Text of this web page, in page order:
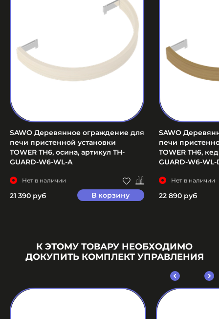
SAWO Деревянное ограждение для
печи пристенной установки
TOWER TH6, осина, артикул TH-
GUARD-W6-WL-A
Нет в наличии
21 390 руб В корзину
SAWO
печи
TOWER TH6,
GUARD-W6-WL-
Нет в наличии
22 890 руб
К ЭТОМУ ТОВАРУ НЕОБХОДИМО
ДОКУПИТЬ КОМПЛЕКТ УПРАВЛЕНИЯ